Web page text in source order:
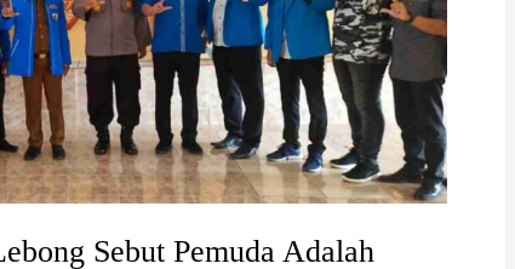
Sebut Pemuda Adalah